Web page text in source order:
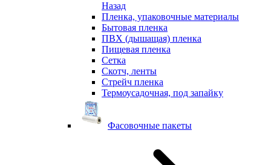
Назад
Пленка, упаковочные материалы
Бытовая пленка
ПВХ (дышащая) пленка
Пищевая пленка
Сетка
Скотч, ленты
Стрейч пленка
Термоусадочная, под запайку
Фасовочные пакеты